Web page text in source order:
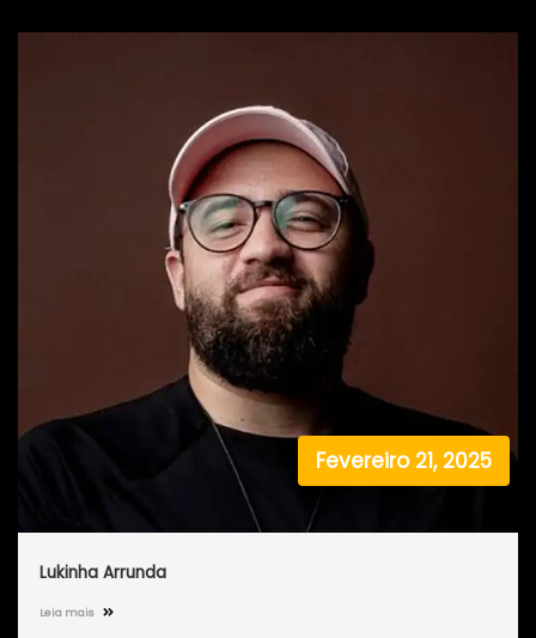
Fevereiro 21, 2025
Lukinha Arrunda
Leia mais